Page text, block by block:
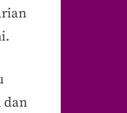
dan